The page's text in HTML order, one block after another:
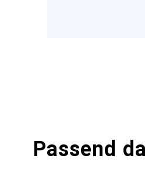
Passend